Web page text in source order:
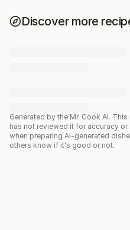
Discover more
Generated by the Mr. Cook AI. This
has not reviewed it for accuracy
when preparing AI-generated
others know if it's good or not.